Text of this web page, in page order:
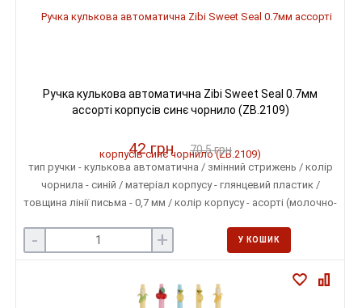
Ручка кулькова автоматична Zibi Sweet Seal 0.7мм
ассорті корпусів синє чорнило (ZB.2109)
42 грн 70.5 грн
тип ручки - кулькова автоматична / змінний стрижень / колір
чорнила - синій / матеріал корпусу - глянцевий пластик /
товщина лінії письма - 0,7 мм / колір корпусу - асорті (молочно-
- + У КОШИК